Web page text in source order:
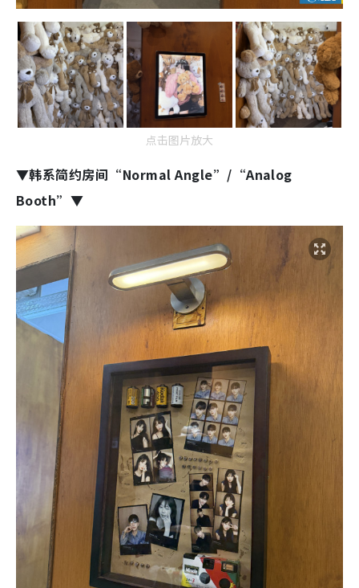
点击图片放大
▼韩系简约房间“Normal Angle”/“Analog
Booth”▼